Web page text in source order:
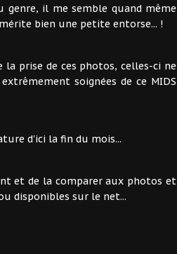
genre, il me semble quand même
bien une petite entorse... !
prise de ces photos, celles-ci ne
soignées de ce MIDS
d'ici la fin du mois...
et de la comparer aux photos et
disponibles sur le net...